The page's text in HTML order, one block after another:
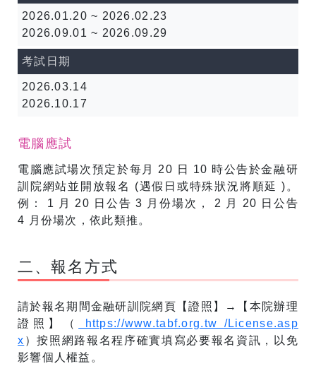
2026.01.20 ~ 2026.02.23
2026.09.01 ~ 2026.09.29
考試日期
2026.03.14
2026.10.17
電腦應試
電腦應試場次預定於每月 20 日 10 時公告於金融研
訓院網站並開放報名 (遇假日或特殊狀況將順延 )。
例： 1 月 20 日公告 3 月份場次， 2 月 20 日公告
4 月份場次，依此類推。
二、報名方式
請於報名期間金融研訓院網頁【證照】→【本院辦理
證照】（
https://www.tabf.org.tw /License.asp
x ）按照網路報名程序確實填寫必要報名資訊，以免
影響個人權益。